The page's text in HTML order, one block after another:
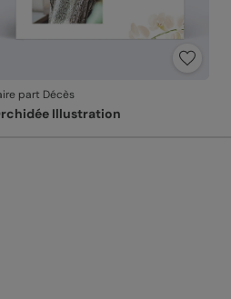
part Décès
Illustration